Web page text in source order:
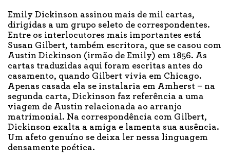
Emily Dickinson assinou mais de mil cartas,
dirigidas a um grupo seleto de correspondentes.
Entre os interlocutores mais importantes está
Susan Gilbert, também escritora, que se casou com
Austin Dickinson (irmão de Emily) em 1856. As
cartas traduzidas aqui foram escritas antes do
casamento, quando Gilbert vivia em Chicago.
Apenas casada ela se instalaria em Amherst – na
segunda carta, Dickinson faz referência a uma
viagem de Austin relacionada ao arranjo
matrimonial. Na correspondência com Gilbert,
Dickinson exalta a amiga e lamenta sua ausência.
Um afeto genuíno se deixa ler nessa linguagem
densamente poética.